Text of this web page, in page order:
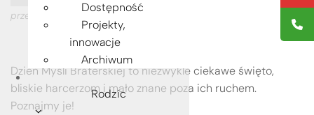
przez
Dzień Myśli Braterskiej to niezwykle ciekawe święto,
bliskie harcerzom i mało znane poza ich ruchem.
Poznajmy je!
Dostępność
Projekty,
innowacje
Archiwum
Rodzic